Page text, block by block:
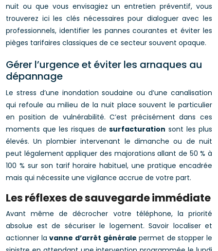
nuit ou que vous envisagiez un entretien préventif, vous
trouverez ici les clés nécessaires pour dialoguer avec les
professionnels, identifier les pannes courantes et éviter les
pièges tarifaires classiques de ce secteur souvent opaque.
Gérer l’urgence et éviter les arnaques au
dépannage
Le stress d’une inondation soudaine ou d’une canalisation
qui refoule au milieu de la nuit place souvent le particulier
en position de vulnérabilité. C’est précisément dans ces
moments que les risques desurfacturation sont les plus
élevés. Un plombier intervenant le dimanche ou de nuit
peut légalement appliquer des majorations allant de 50 % à
100 % sur son tarif horaire habituel, une pratique encadrée
mais qui nécessite une vigilance accrue de votre part.
Les réflexes de sauvegarde immédiate
Avant même de décrocher votre téléphone, la priorité
absolue est de sécuriser le logement. Savoir localiser et
actionner lavanne d’arrêt générale permet de stopper le